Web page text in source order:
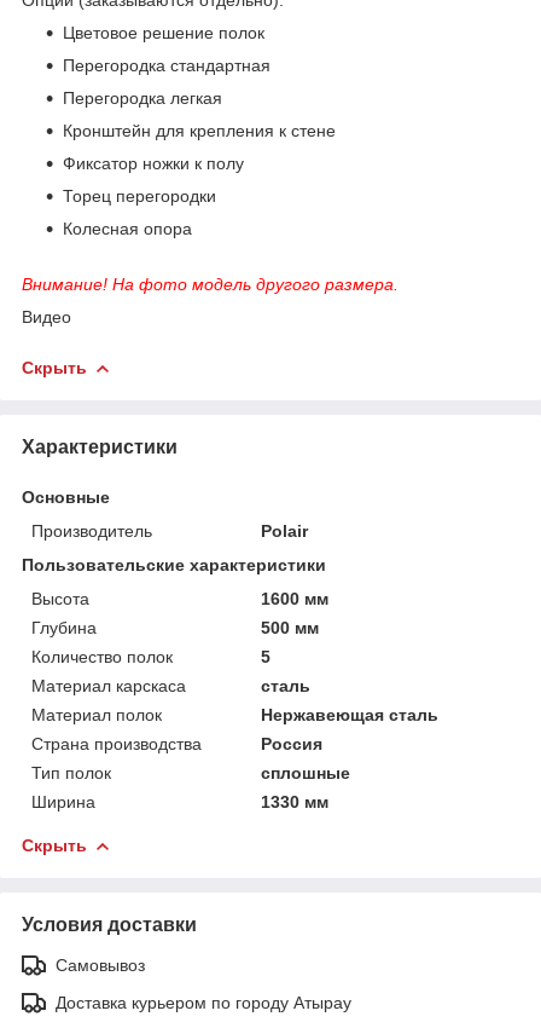
Цветовое решение полок
Перегородка стандартная
Перегородка легкая
Кронштейн для крепления к стене
Фиксатор ножки к полу
Торец перегородки
Колесная опора
Внимание! На фото модель другого размера.
Видео
Скрыть
Характеристики
Основные
Производитель
Polair
Пользовательские характеристики
Высота
1600 мм
Глубина
500 мм
Количество полок
5
Материал карскаса
сталь
Материал полок
Нержавеющая сталь
Страна производства
Россия
Тип полок
сплошные
Ширина
1330 мм
Скрыть
Условия доставки
Самовывоз
Доставка курьером по городу Атырау